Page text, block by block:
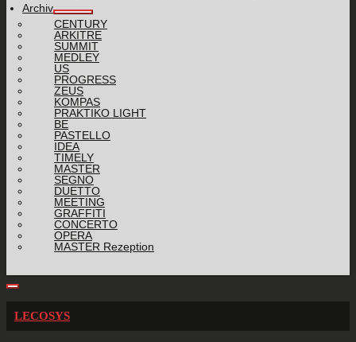
Archiv
CENTURY
ARKITRE
SUMMIT
MEDLEY
US
PROGRESS
ZEUS
KOMPAS
PRAKTIKO LIGHT
BE
PASTELLO
IDEA
TIMELY
MASTER
SEGNO
DUETTO
MEETING
GRAFFITI
CONCERTO
OPERA
MASTER Rezeption
LECOSYS